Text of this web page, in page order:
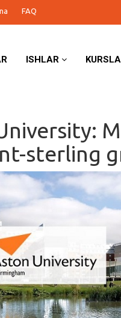
FAQ
ISHLAR
sterling